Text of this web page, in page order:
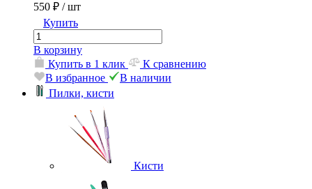
550 ₽ / шт
Купить
В корзину
Купить в 1 клик
К сравнению
В избранное
В наличии
Пилки, кисти
Кисти